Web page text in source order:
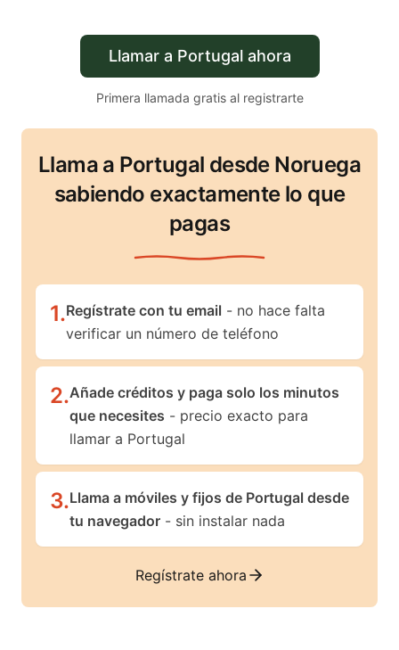
Llamar a Portugal ahora
Primera llamada gratis al registrarte
Llama a Portugal desde Noruega
sabiendo exactamente lo que
pagas
1.Regístrate con tu email - no hace falta
verificar un número de teléfono
2.Añade créditos y paga solo los minutos
que necesites - precio exacto para
llamar a Portugal
3.Llama a móviles y fijos de Portugal desde
tu navegador - sin instalar nada
Regístrate ahora